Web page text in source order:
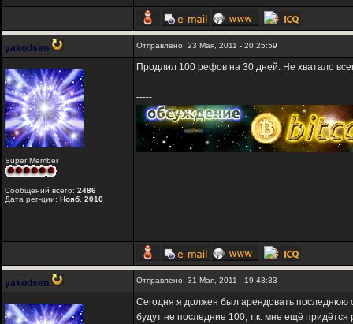
yakodsen Отправлено: 23 Мая, 2011 - 20:25:59
Super Member
Сообщений всего: 2486
Дата рег-ции: Нояб. 2010
Продлил 100 рефов на 30 дней. Не хватало
-----
yakodsen Отправлено: 31 Мая, 2011 - 19:43:33
Сегодня я должен был арендовать последнюю
будут не последние 100, т.к. мне ещё придётся